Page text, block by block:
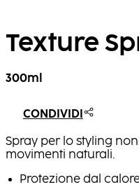
Texture
300ml
CONDIVIDI
Spray per lo styling
movimenti naturali.
Protezione dal calore